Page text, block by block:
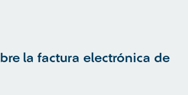
la factura electrónica de